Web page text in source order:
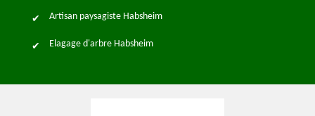
Artisan paysagiste Habsheim
Elagage d'arbre Habsheim